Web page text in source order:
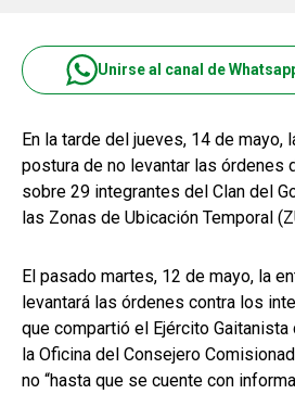
Unirse al canal de
En la tarde del jueves, 14 de mayo,
postura de no levantar las órdenes
sobre 29 integrantes del Clan del
las Zonas de Ubicación Temporal
El pasado martes, 12 de mayo, la
levantará las órdenes contra los
que compartió el Ejército
la Oficina del Consejero
no “hasta que se cuente con